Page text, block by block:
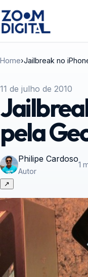
Home›Jailbreak no
11 de julho de 2010
pela
Philipe Cardoso
Autor
1
↗